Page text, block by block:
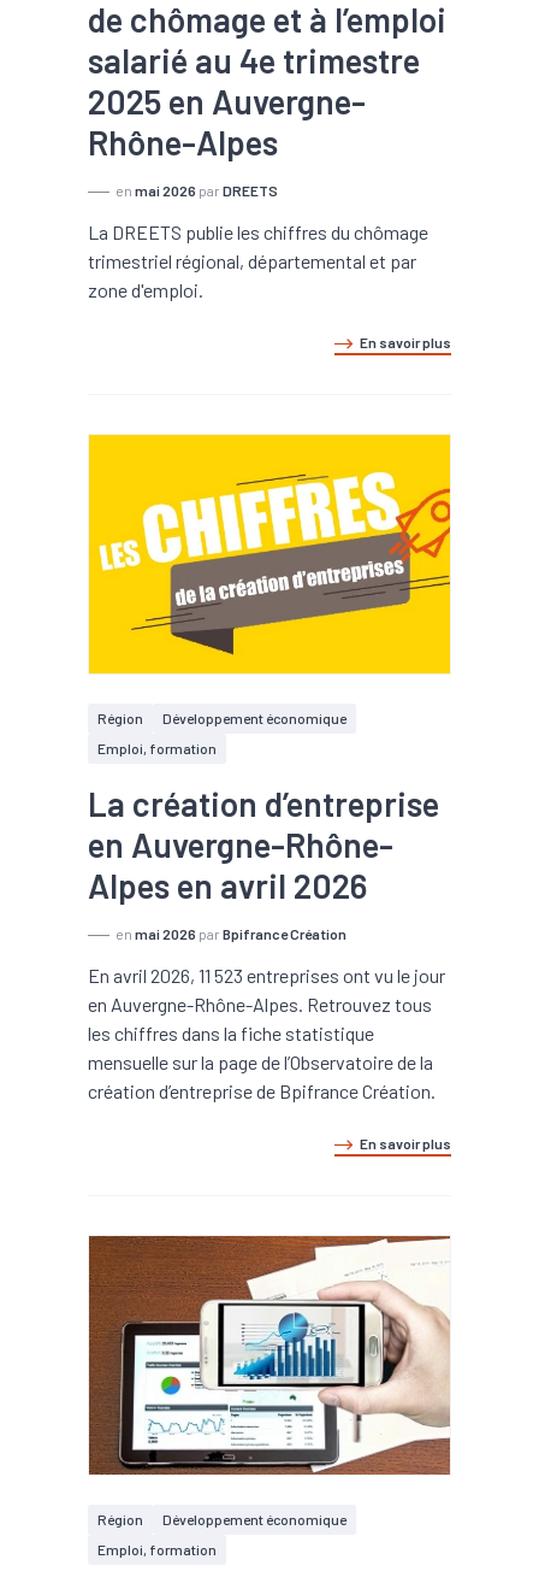
de chômage et à l’emploi
salarié au 4e trimestre
2025 en Auvergne-
Rhône-Alpes
en mai 2026 par DREETS
La DREETS publie les chiffres du chômage
trimestriel régional, départemental et par
zone d'emploi.
En savoir plus
Région
Développement économique
Emploi, formation
La création d’entreprise
en Auvergne-Rhône-
Alpes en avril 2026
en mai 2026 par Bpifrance Création
En avril 2026, 11 523 entreprises ont vu le jour
en Auvergne-Rhône-Alpes. Retrouvez tous
les chiffres dans la fiche statistique
mensuelle sur la page de l’Observatoire de la
création d’entreprise de Bpifrance Création.
En savoir plus
Région
Développement économique
Emploi, formation